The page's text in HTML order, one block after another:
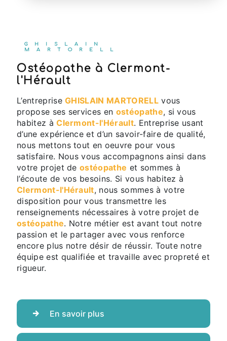
GHISLAIN
MARTORELL
ostéopathe à Clermont-
l'Hérault
L’entrepriseGHISLAIN MARTORELLvous
propose ses services en ostéopathe, si vous
habitez àClermont-l'Hérault. Entreprise usant
d’une expérience et d’un savoir-faire de qualité,
nous mettons tout en oeuvre pour vous
satisfaire. Nous vous accompagnons ainsi dans
votre projet deostéopathe et sommes à
l’écoute de vos besoins. Si vous habitez à
Clermont-l'Hérault, nous sommes à votre
disposition pour vous transmettre les
renseignements nécessaires à votre projet de
ostéopathe. Notre métier est avant tout notre
passion et le partager avec vous renforce
encore plus notre désir de réussir. Toute notre
équipe est qualifiée et travaille avec propreté et
rigueur.
En savoir plus